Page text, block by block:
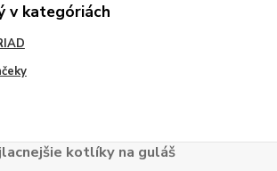
v kategóriách
kotlíky na guláš